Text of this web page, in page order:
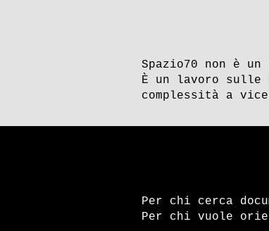
Spazio70 non è
È un lavoro sulle
complessità a
Per chi cerca
Per chi vuole